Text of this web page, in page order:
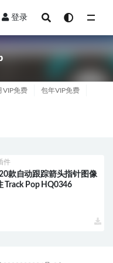
登录
VIP免费 包年VIP免费
件
款自动跟踪箭头指针图像
Track Pop HQ0346